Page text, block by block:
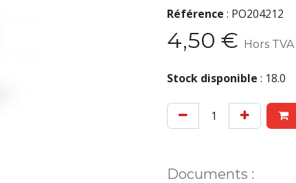
Référence : PO204212
4,50 € Hors TVA
Stock disponible : 18.0
Documents :